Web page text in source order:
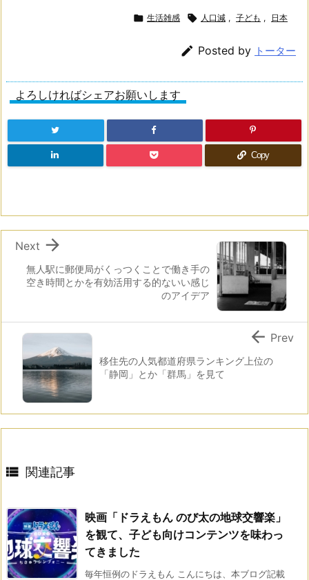
 生活雑感  人口減 , 子ども , 日本
 Posted by トーター
よろしければシェアお願いします
Copy
無人駅に郵便局がくっつくことで働き手の
空き時間とかを有効活用する的ないい感じ
のアイデア

Next
移住先の人気都道府県ランキング上位の
「静岡」とか「群馬」を見て
 Prev
 関連記事
映画「ドラえもん のび太の地球交響楽」
を観て、子ども向けコンテンツを味わっ
てきました
毎年恒例のドラえもん こんにちは、本ブログ記載